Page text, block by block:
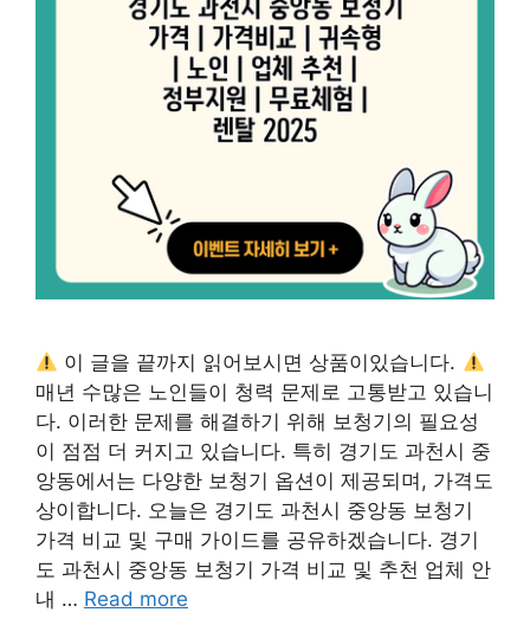
이 글을 끝까지 읽어보시면 상품이있습니다.
매년 수많은 노인들이 청력 문제로 고통받고 있습니
다. 이러한 문제를 해결하기 위해 보청기의 필요성
이 점점 더 커지고 있습니다. 특히 경기도 과천시 중
앙동에서는 다양한 보청기 옵션이 제공되며, 가격도
상이합니다. 오늘은 경기도 과천시 중앙동 보청기
가격 비교 및 구매 가이드를 공유하겠습니다. 경기
도 과천시 중앙동 보청기 가격 비교 및 추천 업체 안
내 … Read more